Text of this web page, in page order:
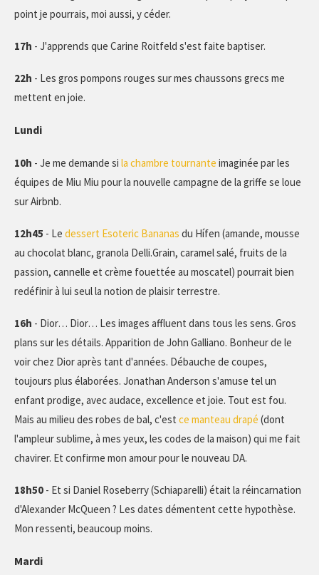
point je pourrais, moi aussi, y céder.
17h - J'apprends que Carine Roitfeld s'est faite baptiser.
22h - Les gros pompons rouges sur mes chaussons grecs me
mettent en joie.
Lundi
10h - Je me demande si la chambre tournante imaginée par les
équipes de Miu Miu pour la nouvelle campagne de la griffe se loue
sur Airbnb.
12h45 - Le dessert Esoteric Bananas du Hífen (amande, mousse
au chocolat blanc, granola Delli.Grain, caramel salé, fruits de la
passion, cannelle et crème fouettée au moscatel) pourrait bien
redéfinir à lui seul la notion de plaisir terrestre.
16h - Dior… Dior… Les images affluent dans tous les sens. Gros
plans sur les détails. Apparition de John Galliano. Bonheur de le
voir chez Dior après tant d'années. Débauche de coupes,
toujours plus élaborées. Jonathan Anderson s'amuse tel un
enfant prodige, avec audace, excellence et joie. Tout est fou.
Mais au milieu des robes de bal, c'est ce manteau drapé (dont
l'ampleur sublime, à mes yeux, les codes de la maison) qui me fait
chavirer. Et confirme mon amour pour le nouveau DA.
18h50 - Et si Daniel Roseberry (Schiaparelli) était la réincarnation
d'Alexander McQueen ? Les dates démentent cette hypothèse.
Mon ressenti, beaucoup moins.
Mardi